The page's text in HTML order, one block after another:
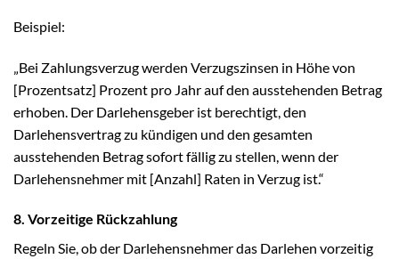
Beispiel:
„Bei Zahlungsverzug werden Verzugszinsen in Höhe von
[Prozentsatz] Prozent pro Jahr auf den ausstehenden Betrag
erhoben. Der Darlehensgeber ist berechtigt, den
Darlehensvertrag zu kündigen und den gesamten
ausstehenden Betrag sofort fällig zu stellen, wenn der
Darlehensnehmer mit [Anzahl] Raten in Verzug ist.“
8. Vorzeitige Rückzahlung
Regeln Sie, ob der Darlehensnehmer das Darlehen vorzeitig